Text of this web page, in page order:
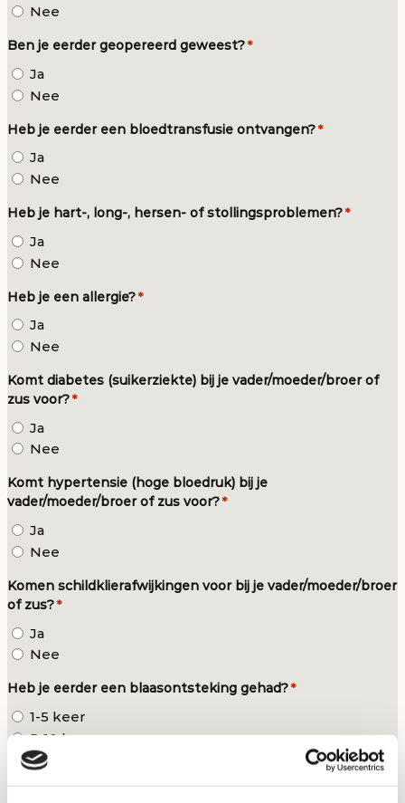
Nee
Ben je eerder geopereerd geweest? *
Ja
Nee
Heb je eerder een bloedtransfusie ontvangen? *
Ja
Nee
Heb je hart-, long-, hersen- of stollingsproblemen? *
Ja
Nee
Heb je een allergie? *
Ja
Nee
Komt diabetes (suikerziekte) bij je vader/moeder/broer of
zus voor? *
Ja
Nee
Komt hypertensie (hoge bloedruk) bij je
vader/moeder/broer of zus voor? *
Ja
Nee
Komen schildklierafwijkingen voor bij je vader/moeder/broer
of zus? *
Ja
Nee
Heb je eerder een blaasontsteking gehad? *
1-5 keer
5-10 keer
10+